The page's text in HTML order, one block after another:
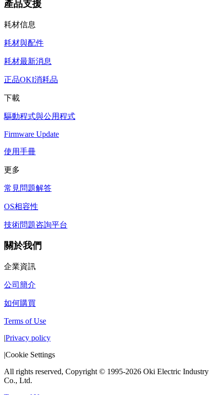
產品支援
耗材信息
耗材與配件
耗材最新消息
正品OKI消耗品
下載
驅動程式與公用程式
Firmware Update
使用手冊
更多
常見問題解答
OS相容性
技術問題咨詢平台
關於我們
企業資訊
公司簡介
如何購買
Terms of Use
|Privacy policy
|Cookie Settings
All rights reserved, Copyright © 1995-2026 Oki Electric Industry
Co., Ltd.